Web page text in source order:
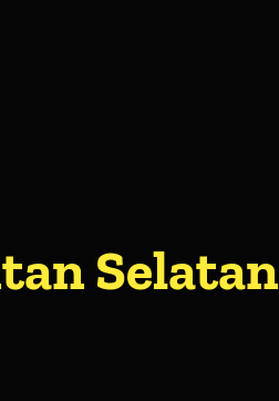
Selatan